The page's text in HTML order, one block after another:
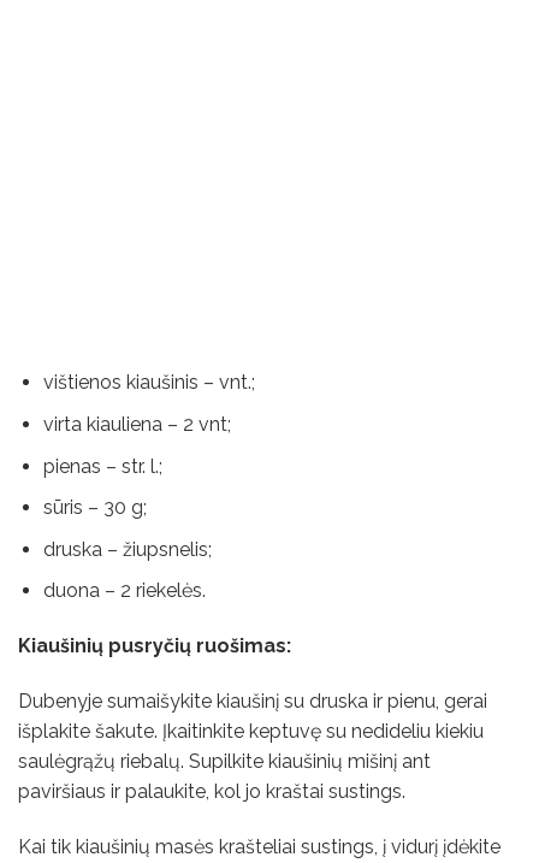
vištienos kiaušinis – vnt.;
virta kiauliena – 2 vnt;
pienas – str. l.;
sūris – 30 g;
druska – žiupsnelis;
duona – 2 riekelės.
Kiaušinių pusryčių ruošimas:
Dubenyje sumaišykite kiaušinį su druska ir pienu, gerai
išplakite šakute. Įkaitinkite keptuvę su nedideliu kiekiu
saulėgrąžų riebalų. Supilkite kiaušinių mišinį ant
paviršiaus ir palaukite, kol jo kraštai sustings.
Kai tik kiaušinių masės krašteliai sustings, į vidurį įdėkite